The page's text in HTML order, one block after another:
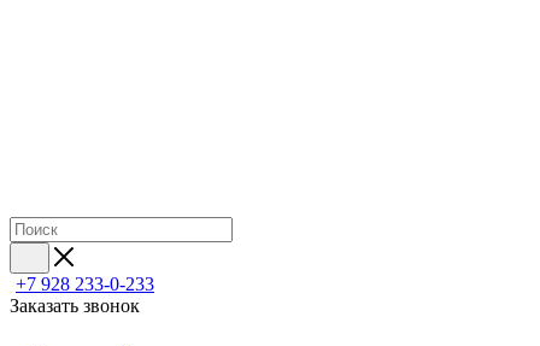
+7 928 233-0-233
Заказать звонок